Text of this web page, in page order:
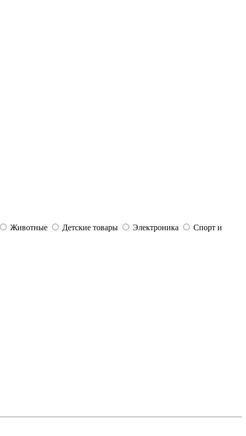
Животные Детские товары Электроника
Спорт и